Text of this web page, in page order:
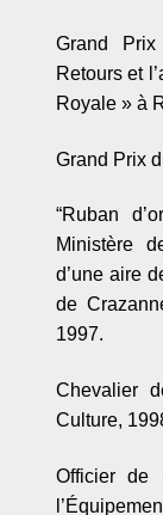
Grand
Retours et l
Royale » à
Grand Prix
“Ruban d
Ministère
d’une aire
de
1997.
Chevalier
Culture,
Officier de